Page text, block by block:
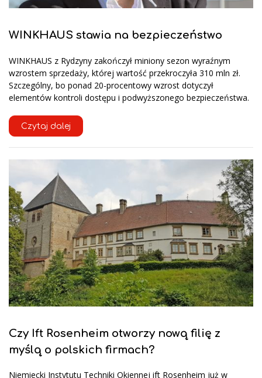
WINKHAUS stawia na bezpieczeństwo
WINKHAUS z Rydzyny zakończył miniony sezon wyraźnym
wzrostem sprzedaży, której wartość przekroczyła 310 mln zł.
Szczególny, bo ponad 20-procentowy wzrost dotyczył
elementów kontroli dostępu i podwyższonego bezpieczeństwa.
Czytaj dalej
Czy Ift Rosenheim otworzy nową filię z
myślą o polskich firmach?
Niemiecki Instytutu Techniki Okiennej ift Rosenheim już w